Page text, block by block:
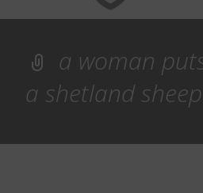
a woman
a shetland